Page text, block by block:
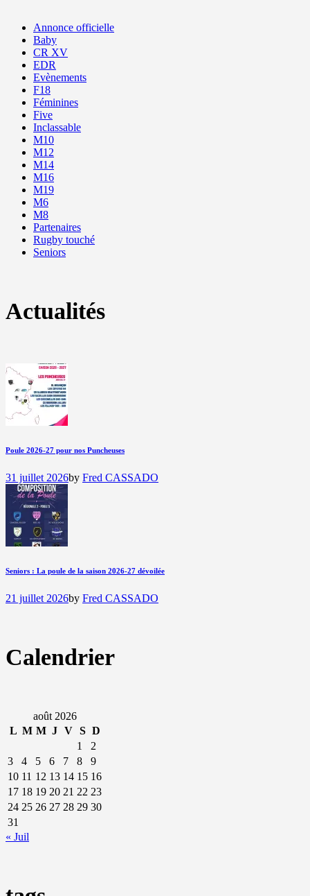
Annonce officielle
Baby
CR XV
EDR
Evènements
F18
Féminines
Five
Inclassable
M10
M12
M14
M16
M19
M6
M8
Partenaires
Rugby touché
Seniors
Actualités
Poule 2026-27 pour nos Puncheuses
31 juillet 2026by Fred CASSADO
Seniors : La poule de la saison 2026-27 dévoilée
21 juillet 2026by Fred CASSADO
Calendrier
août 2026
L M M J V S D
1
2
3
4 5 6 7 8
9
10 11 12 13 14 15 16
17 18 19 20 21 22 23
24 25 26 27 28 29 30
31
« Juil